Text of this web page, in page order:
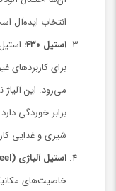
انتخاب ایده‌آل
استیل ۴۳۰:
برای
برابر خوردگی
شیری و غذایی
استیل آلیاژی (Alloy Steel):
خاصیت‌های